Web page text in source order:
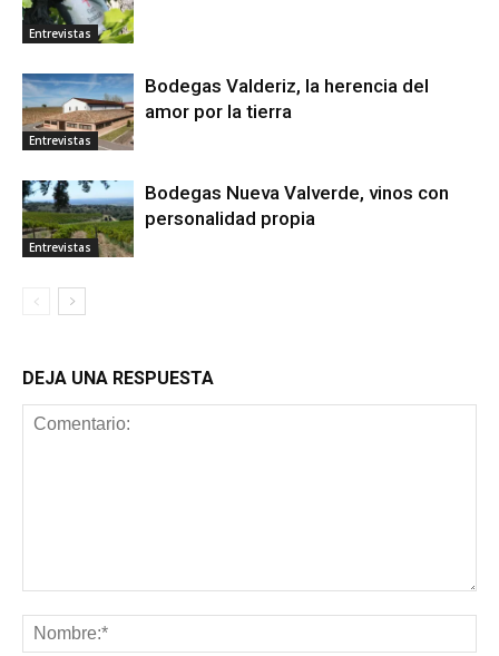
Entrevistas
Entrevistas
Bodegas Valderiz, la herencia del
amor por la tierra
Entrevistas
Bodegas Nueva Valverde, vinos con
personalidad propia
DEJA UNA RESPUESTA